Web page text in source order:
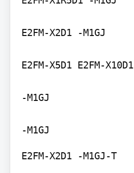
E2FM-X2D1 -M1GJ
E2FM-X5D1 E2FM-X10D1
-M1GJ
E2FM-X2D1 -M1GJ-T